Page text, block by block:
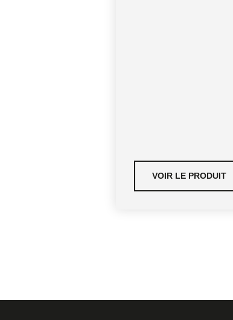
VOIR LE PRODUIT